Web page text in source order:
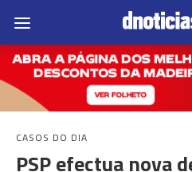
CASOS DO DIA
PSP efectua nova